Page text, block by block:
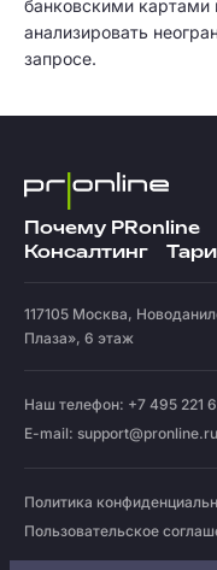
банковскими картами
анализировать
запросе.
Почему PRonline
Консалтинг
117105 Москва,
Плаза», 6 этаж
Наш телефон: +7 495 221
E-mail: support@pronline.ru
Политика
Пользовательское